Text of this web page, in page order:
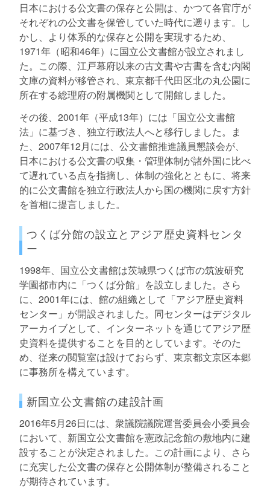
日本における公文書の保存と公開は、かつて各官庁が
それぞれの公文書を保管していた時代に遡ります。し
かし、より体系的な保存と公開を実現するため、
1971年（昭和46年）に国立公文書館が設立されまし
た。この際、江戸幕府以来の古文書や古書を含む内閣
文庫の資料が移管され、東京都千代田区北の丸公園に
所在する総理府の附属機関として開館しました。
その後、2001年（平成13年）には「国立公文書館
法」に基づき、独立行政法人へと移行しました。ま
た、2007年12月には、公文書館推進議員懇談会が、
日本における公文書の収集・管理体制が諸外国に比べ
て遅れている点を指摘し、体制の強化とともに、将来
的に公文書館を独立行政法人から国の機関に戻す方針
を首相に提言しました。
つくば分館の設立とアジア歴史資料センタ
ー
1998年、国立公文書館は茨城県つくば市の筑波研究
学園都市内に「つくば分館」を設立しました。さら
に、2001年には、館の組織として「アジア歴史資料
センター」が開設されました。同センターはデジタル
アーカイブとして、インターネットを通じてアジア歴
史資料を提供することを目的としています。そのた
め、従来の閲覧室は設けておらず、東京都文京区本郷
に事務所を構えています。
新国立公文書館の建設計画
2016年5月26日には、衆議院議院運営委員会小委員会
において、新国立公文書館を憲政記念館の敷地内に建
設することが決定されました。この計画により、さら
に充実した公文書の保存と公開体制が整備されること
が期待されています。